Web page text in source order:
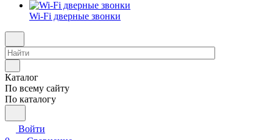
Wi-Fi дверные звонки
Каталог
По всему сайту
По каталогу
Войти